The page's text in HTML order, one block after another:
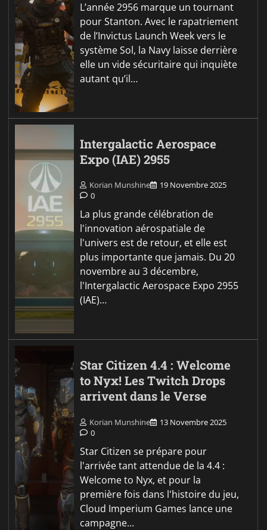
L’année 2956 marque un tournant
pour Stanton. Avec le rapatriement
de l’Invictus Launch Week vers le
système Sol, la Navy laisse derrière
elle un vide sécuritaire qui inquiète
autant qu’il…
Intergalactic Aerospace
Expo (IAE) 2955
Korian Munshine
19 Novembre 2025
0
La plus grande célébration de
l'innovation aérospatiale de
l'univers est de retour, et elle est
plus importante que jamais. Du 20
novembre au 3 décembre,
l'Intergalactic Aerospace Expo 2955
(IAE)…
Star Citizen 4.4 : Welcome
to Nyx! Les Twitch Drops
arrivent dans le Verse
Korian Munshine
13 Novembre 2025
0
Star Citizen se prépare pour
l'arrivée tant attendue de la 4.4 :
Welcome to Nyx, et pour la
première fois dans l'histoire du jeu,
Cloud Imperium Games lance une
campagne…